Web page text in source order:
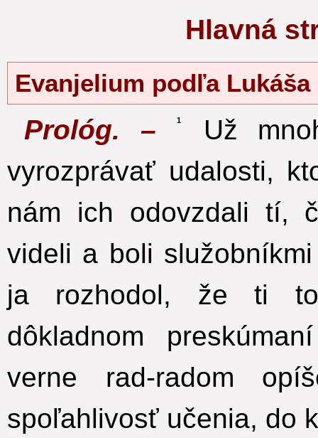
Hlavná
Evanjelium podľa
Prológ. – 1
Už
vyrozprávať udalosti,
nám ich odovzdali tí,
videli a boli
ja rozhodol, že ti
dôkladnom
verne rad-radom
spoľahlivosť učenia, do